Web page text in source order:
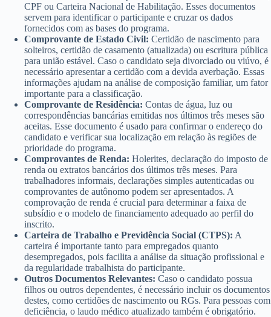
CPF ou Carteira Nacional de Habilitação. Esses documentos
servem para identificar o participante e cruzar os dados
fornecidos com as bases do programa.
Comprovante de Estado Civil: Certidão de nascimento para
solteiros, certidão de casamento (atualizada) ou escritura pública
para união estável. Caso o candidato seja divorciado ou viúvo, é
necessário apresentar a certidão com a devida averbação. Essas
informações ajudam na análise de composição familiar, um fator
importante para a classificação.
Comprovante de Residência: Contas de água, luz ou
correspondências bancárias emitidas nos últimos três meses são
aceitas. Esse documento é usado para confirmar o endereço do
candidato e verificar sua localização em relação às regiões de
prioridade do programa.
Comprovantes de Renda: Holerites, declaração do imposto de
renda ou extratos bancários dos últimos três meses. Para
trabalhadores informais, declarações simples autenticadas ou
comprovantes de autônomo podem ser apresentados. A
comprovação de renda é crucial para determinar a faixa de
subsídio e o modelo de financiamento adequado ao perfil do
inscrito.
Carteira de Trabalho e Previdência Social (CTPS): A
carteira é importante tanto para empregados quanto
desempregados, pois facilita a análise da situação profissional e
da regularidade trabalhista do participante.
Outros Documentos Relevantes: Caso o candidato possua
filhos ou outros dependentes, é necessário incluir os documentos
destes, como certidões de nascimento ou RGs. Para pessoas com
deficiência, o laudo médico atualizado também é obrigatório.